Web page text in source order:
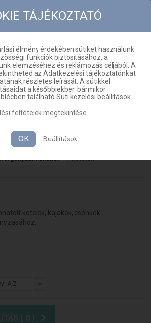
KAPCSOLAT OLDALTÉRKÉP
KOSÁR (ÜRES)
HU
Horgonyzás kellékei Kötelek
kötelek, kajakok, csónkok
A-Z
( 0 )
TÁJÉKOZTATÓ
élmény érdekében sütiket használunk
funkciók biztosításához, a
elemzéséhez és reklámozás céljából. A
az Adatkezelési tájékoztatónkat
részletes leírását. A sütikkel
a későbbiekben bármikor
található Süti kezelési beállítások
feltételek megtekintése
OK Beállítások